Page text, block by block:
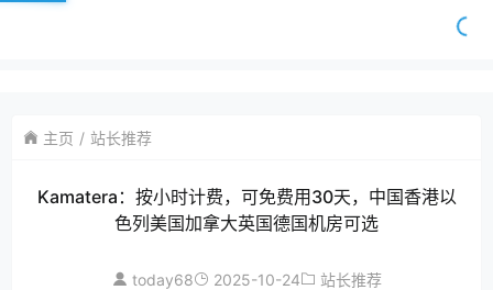
主页 站长推荐
Kamatera：按小时计费，可免费用30天，中国香港以
色列美国加拿大英国德国机房可选
today68 2025-10-24 站长推荐